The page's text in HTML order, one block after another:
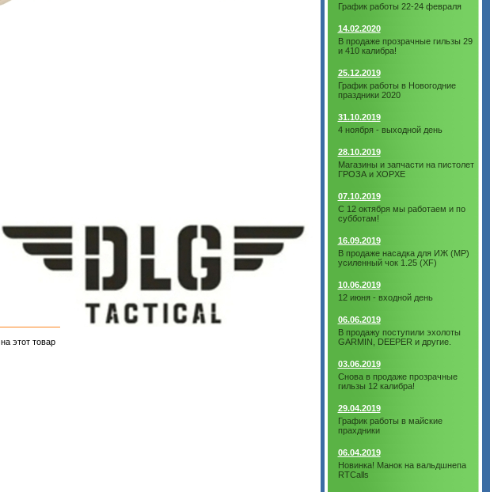
этот товар
График работы 22-24 февраля
14.02.2020
В продаже прозрачные гильзы 29
и 410 калибра!
25.12.2019
График работы в Новогодние
праздники 2020
31.10.2019
4 ноября - выходной день
28.10.2019
Магазины и запчасти на пистолет
ГРОЗА и ХОРХЕ
07.10.2019
С 12 октября мы работаем и по
субботам!
16.09.2019
В продаже насадка для ИЖ (МР)
усиленный чок 1.25 (XF)
10.06.2019
12 июня - входной день
06.06.2019
В продажу поступили эхолоты
GARMIN, DEEPER и другие.
03.06.2019
Снова в продаже прозрачные
гильзы 12 калибра!
29.04.2019
График работы в майские
прахдники
06.04.2019
Новинка! Манок на вальдшнепа
RTCalls